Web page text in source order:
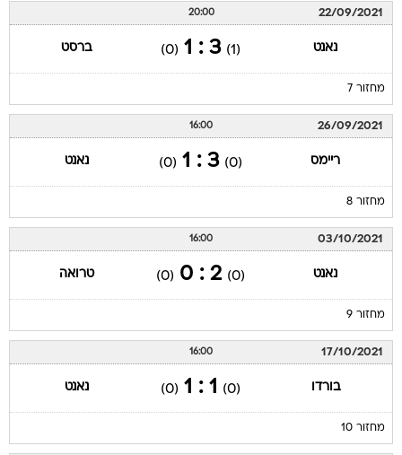
22/09/2021
20:00
נאנט (1)
3 : 1
(0) ברסט
מחזור 7
26/09/2021
16:00
ריימס (0)
3 : 1
(0) נאנט
מחזור 8
03/10/2021
16:00
נאנט (0)
2 : 0
(0) טרואה
מחזור 9
17/10/2021
16:00
בורדו (0)
1 : 1
(0) נאנט
מחזור 10